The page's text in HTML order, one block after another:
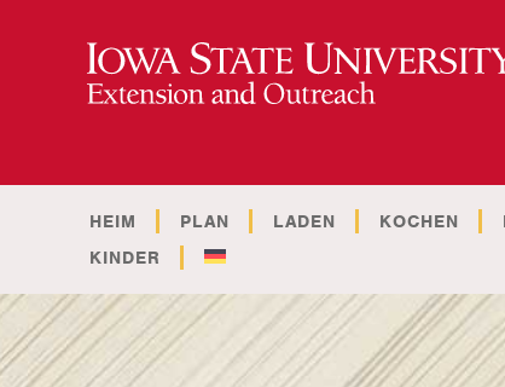
HEIM PLAN LADEN KOCHEN
KINDER